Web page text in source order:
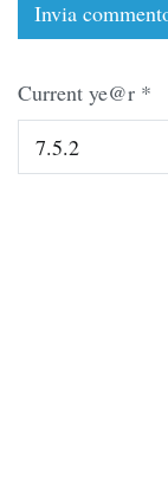
Current ye@r *